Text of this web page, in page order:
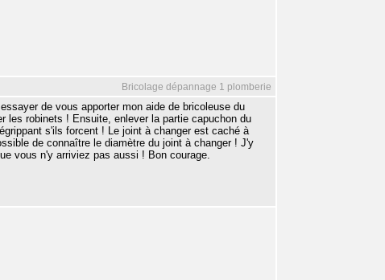
Bricolage dépannage 1 plomberie
de vous apporter mon aide de bricoleuse du
les robinets ! Ensuite, enlever la partie capuchon du
s'ils forcent ! Le joint à changer est caché à
de connaître le diamètre du joint à changer ! J'y
vous n'y arriviez pas aussi ! Bon courage.